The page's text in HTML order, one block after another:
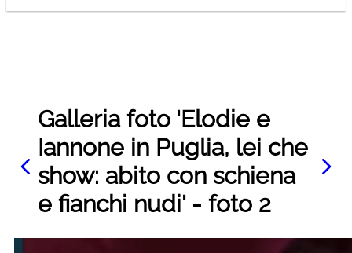
Galleria foto 'Elodie e
Iannone in Puglia, lei che
show: abito con schiena
e fianchi nudi' - foto 2